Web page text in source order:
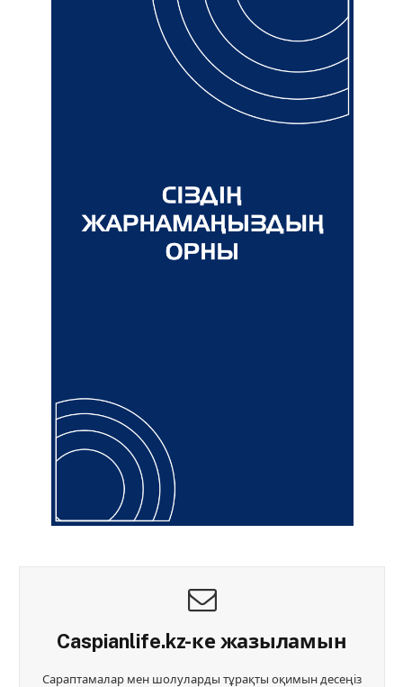
Caspianlife.kz-ке жазыламын
Сараптамалар мен шолуларды тұрақты оқимын десеңіз